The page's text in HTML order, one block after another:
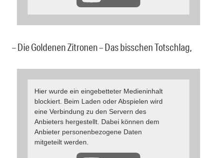
– Die Goldenen Zitronen – Das bisschen Totschlag,
Hier wurde ein eingebetteter Medieninhalt
blockiert. Beim Laden oder Abspielen wird
eine Verbindung zu den Servern des
Anbieters hergestellt. Dabei können dem
Anbieter personenbezogene Daten
mitgeteilt werden.